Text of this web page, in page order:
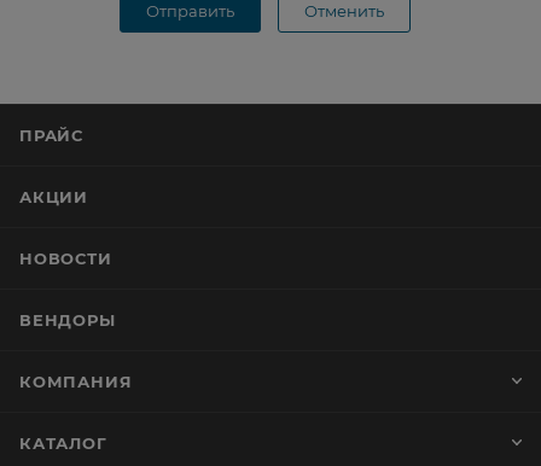
Отправить Отменить
ПРАЙС
АКЦИИ
НОВОСТИ
ВЕНДОРЫ
КОМПАНИЯ
КАТАЛОГ